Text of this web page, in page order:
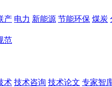
产 电力 新能源 节能环保 煤炭
范
术 技术咨询 技术论文 专家智